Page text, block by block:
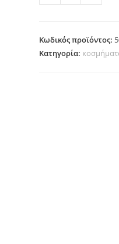
Κωδικός προϊόντος:
Κατηγορία: